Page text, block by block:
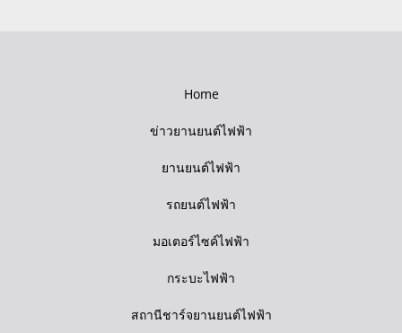
Home
ข่าวยานยนต์ไฟฟ้า
ยานยนต์ไฟฟ้า
รถยนต์ไฟฟ้า
มอเตอร์ไซค์ไฟฟ้า
กระบะไฟฟ้า
สถานีชาร์จยานยนต์ไฟฟ้า